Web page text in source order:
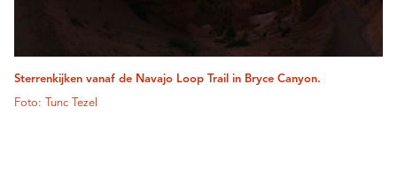
Sterrenkijken vanaf de Navajo Loop Trail in Bryce Canyon.
Foto: Tunc Tezel